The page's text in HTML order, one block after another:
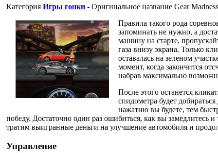
Категория Игры гонки - Оригинальное название Gear Madness
Правила такого рода
запоминать не нужно, а
машину на старте,
газа внизу экрана. Только
оставалась на зеленом
момент, когда закончится
набрав максимально
После этого останется
спидометра будет
нажатию вы будете, тем
победу. Достаточно один раз ошибиться, как вы замедлитесь
тратим выигранные деньги на улучшение автомобиля и
Управление